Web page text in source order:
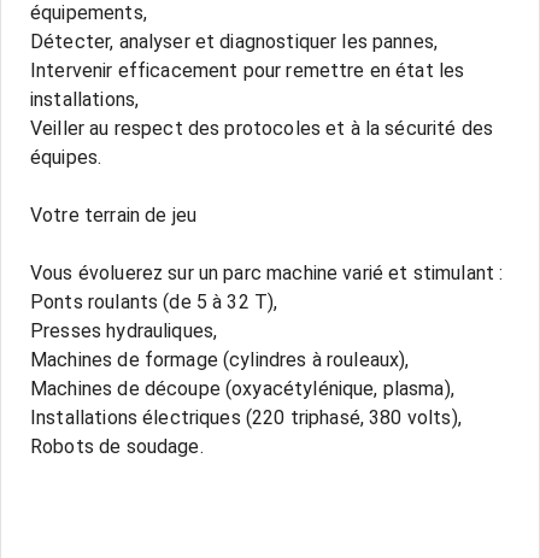
équipements,
Détecter, analyser et diagnostiquer les pannes,
Intervenir efficacement pour remettre en état les
installations,
Veiller au respect des protocoles et à la sécurité des
équipes.
Votre terrain de jeu
Vous évoluerez sur un parc machine varié et stimulant :
Ponts roulants (de 5 à 32 T),
Presses hydrauliques,
Machines de formage (cylindres à rouleaux),
Machines de découpe (oxyacétylénique, plasma),
Installations électriques (220 triphasé, 380 volts),
Robots de soudage.